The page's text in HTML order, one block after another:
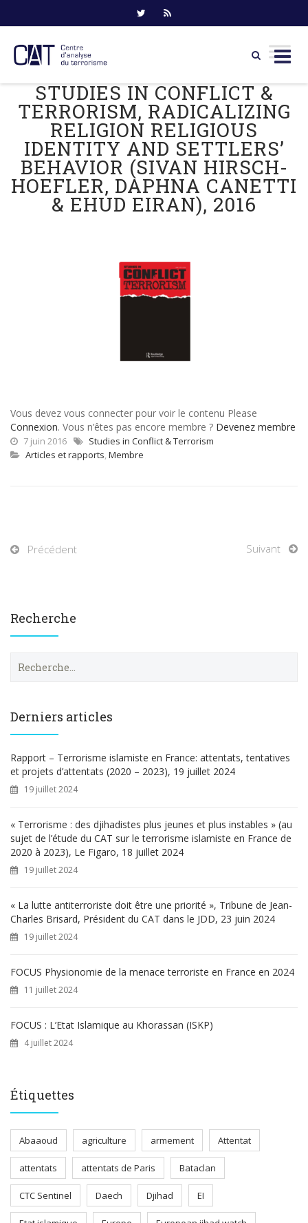
to
content
STUDIES IN CONFLICT &
TERRORISM, RADICALIZING
RELIGION RELIGIOUS
IDENTITY AND SETTLERS’
BEHAVIOR (SIVAN HIRSCH-
HOEFLER, DAPHNA CANETTI
& EHUD EIRAN), 2016
Vous devez vous connecter pour voir le contenu Please
Connexion. Vous n’êtes pas encore membre ? Devenez membre
7 juin 2016
Studies in Conflict & Terrorism
Articles et rapports, Membre
Précédent Suivant
Recherche
e
h
e
r
Derniers articles
Rapport – Terrorisme islamiste en France: attentats, tentatives
et projets d’attentats (2020 – 2023), 19 juillet 2024
19 juillet 2024
« Terrorisme : des djihadistes plus jeunes et plus instables » (au
sujet de l’étude du CAT sur le terrorisme islamiste en France de
2020 à 2023), Le Figaro, 18 juillet 2024
19 juillet 2024
« La lutte antiterroriste doit être une priorité », Tribune de Jean-
Charles Brisard, Président du CAT dans le JDD, 23 juin 2024
19 juillet 2024
FOCUS Physionomie de la menace terroriste en France en 2024
11 juillet 2024
FOCUS : L’Etat Islamique au Khorassan (ISKP)
4 juillet 2024
Étiquettes
Abaaoud agriculture armement Attentat
attentats attentats de Paris Bataclan
CTC Sentinel Daech Djihad EI